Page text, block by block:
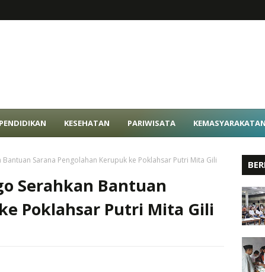
PENDIDIKAN KESEHATAN PARIWISATA KEMASYARAKATAN
Sarana Pengolahan Kerupuk ke Poklahsar Putri Mita Gili
Serahkan Bantuan
Poklahsar Putri Mita Gili